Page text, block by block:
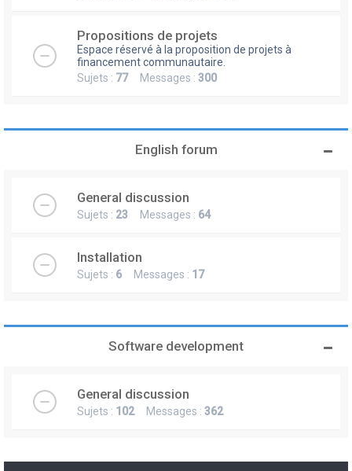
Propositions de projets
Espace réservé à la proposition de projets à
financement communautaire.
Sujets : 77Messages : 300
English forum
General discussion
Sujets : 23 Messages : 64
Installation
Sujets : 6 Messages : 17
Software development
General discussion
Sujets : 102Messages : 362